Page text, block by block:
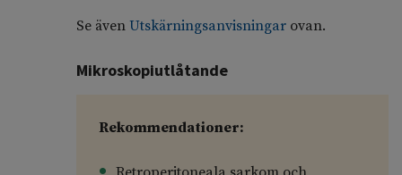
Se även Utskärningsanvisningarovan.
Mikroskopiutlåtande
Rekommendationer: